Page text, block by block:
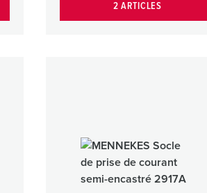
2 ARTICLES